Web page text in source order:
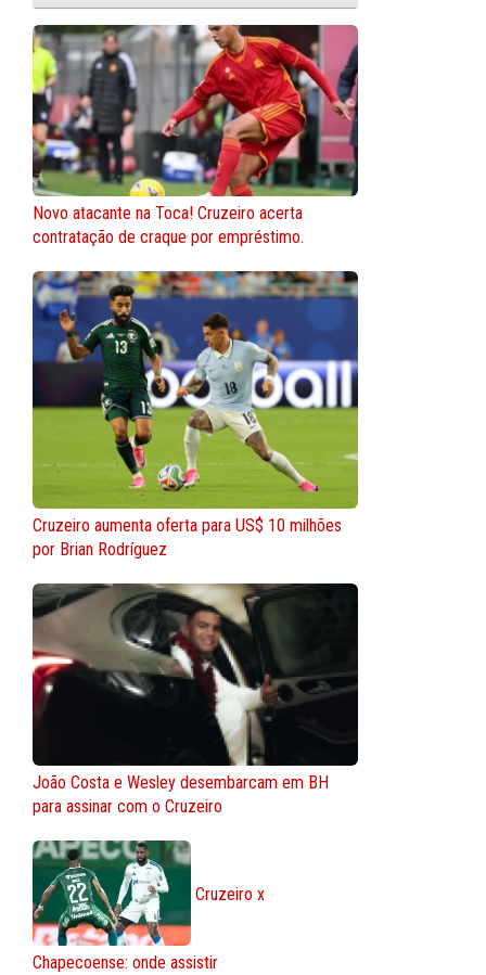
Novo atacante na Toca! Cruzeiro acerta
contratação de craque por empréstimo.
Cruzeiro aumenta oferta para US$ 10 milhões
por Brian Rodríguez
João Costa e Wesley desembarcam em BH
para assinar com o Cruzeiro
Cruzeiro x
Chapecoense: onde assistir